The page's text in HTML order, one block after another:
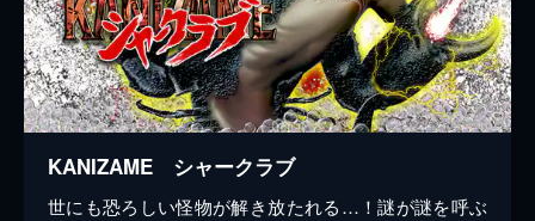
KANIZAME シャークラブ
世にも恐ろしい怪物が解き放たれる…！謎が謎を呼ぶ